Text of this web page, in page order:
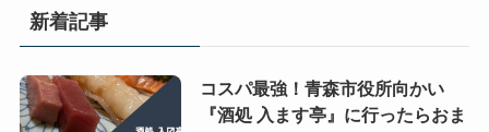
新着記事
コスパ最強！青森市役所向かい
『酒処 入ます亭』に行ったらおま